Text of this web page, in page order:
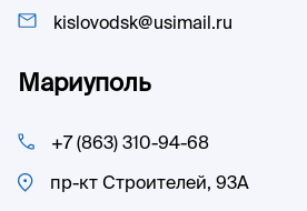
kislovodsk@usimail.ru
Мариуполь
+7 (863) 310-94-68
пр-кт Строителей, 93А